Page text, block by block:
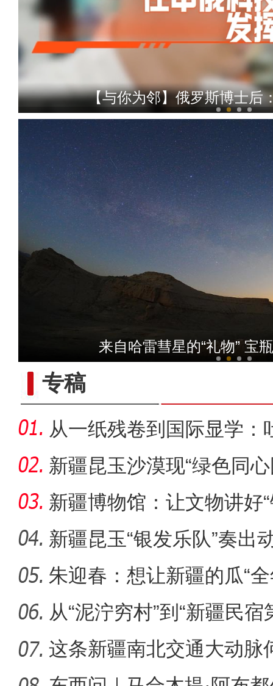
【与你为邻】俄罗斯博士后
【与你为邻】新疆水
侨乡故事 | 哈班拜的
来自哈雷彗星的“礼物” 宝
专稿
从一纸残卷到国际显学：
出“冷门”
新疆昆玉沙漠现“绿色同
生态
新疆博物馆：让文物讲好
新疆昆玉“银发乐队”奏出
朱迎春：想让新疆的瓜“
从“泥泞穷村”到“新疆民
桂
这条新疆南北交通大动脉